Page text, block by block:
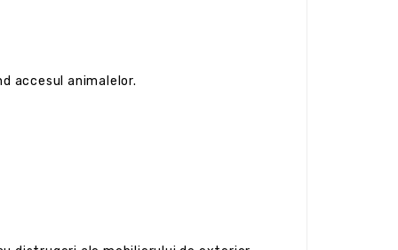
accesul animalelor.